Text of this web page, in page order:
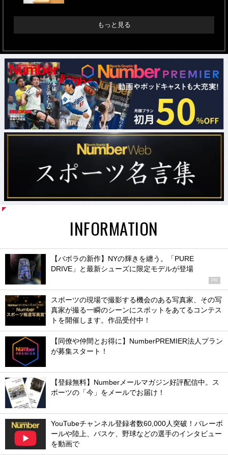
もっと見る
INFORMATION
【バボラの新作】NYの輝きを纏う。「PURE
DRIVE」と最新シューズに限定モデルが登場
PR
スポーツの現場で撮影する機会のある写真家、その写
真家が撮る一瞬のシーンにスポットをあてるコンテス
トを開催します。作品受付中！
【同僚や仲間とお得に】NumberPREMIER法人プラン
が募集スタート！
【登録無料】Numberメールマガジン好評配信中。ス
ポーツの「今」をメールでお届け！
YouTubeチャンネル登録者数60,000人突破！バレーボ
ールや陸上、バスケ、野球などの選手のインタビュー
を動画で